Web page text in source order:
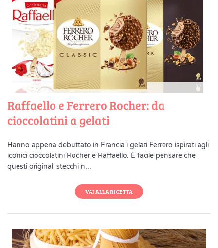
Raffaello e Ferrero Rocher: da
cioccolatini a gelati
Hanno appena debuttato in Francia i gelati Ferrero ispirati agli
iconici cioccolatini Rocher e Raffaello. È facile pensare che
questi originali stecchi n...
VAI ALLA RICETTA